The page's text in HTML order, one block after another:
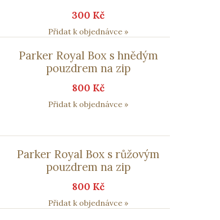
300 Kč
Přidat k objednávce »
Parker Royal Box s hnědým
pouzdrem na zip
800 Kč
Přidat k objednávce »
Parker Royal Box s růžovým
pouzdrem na zip
800 Kč
Přidat k objednávce »